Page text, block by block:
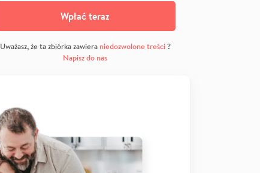
Wpłać teraz
Uważasz, że ta zbiórka zawiera niedozwolone treści?
Napisz do nas